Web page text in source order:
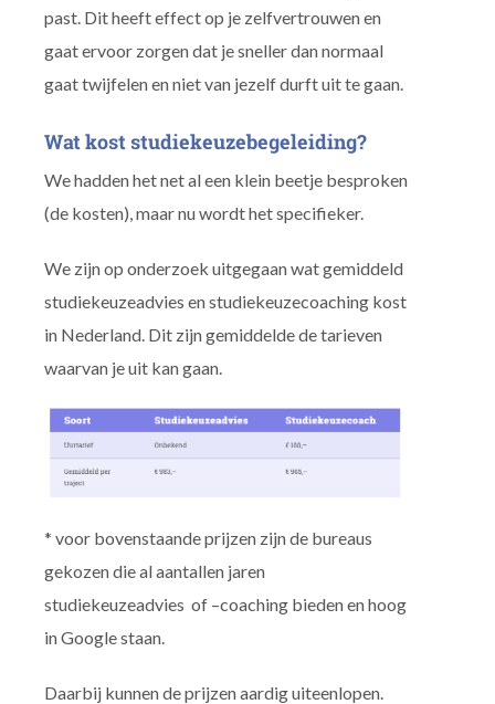
past. Dit heeft effect op je zelfvertrouwen en
gaat ervoor zorgen dat je sneller dan normaal
gaat twijfelen en niet van jezelf durft uit te gaan.
Wat kost studiekeuzebegeleiding?
We hadden het net al een klein beetje besproken
(de kosten), maar nu wordt het specifieker.
We zijn op onderzoek uitgegaan wat gemiddeld
studiekeuzeadvies en studiekeuzecoaching kost
in Nederland. Dit zijn gemiddelde de tarieven
waarvan je uit kan gaan.
* voor bovenstaande prijzen zijn de bureaus
gekozen die al aantallen jaren
studiekeuzeadvies of –coaching bieden en hoog
in Google staan.
Daarbij kunnen de prijzen aardig uiteenlopen.